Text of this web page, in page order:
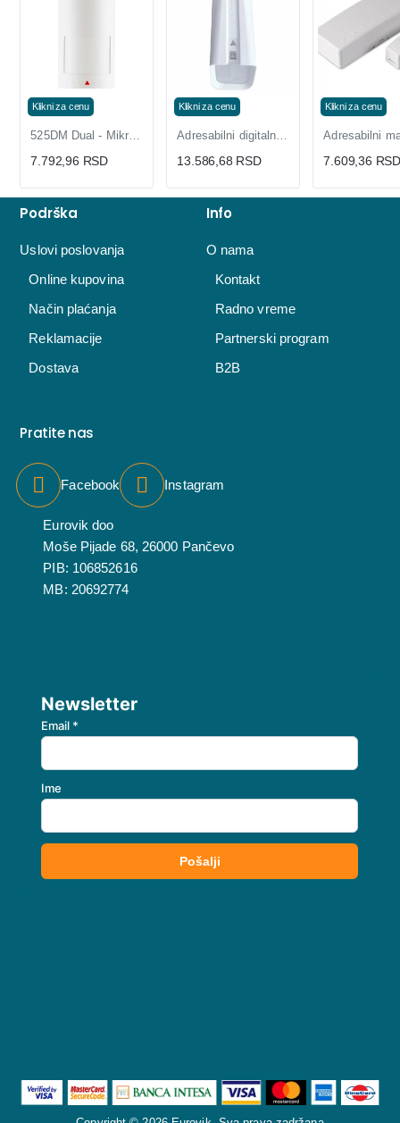
Klikni za cenu
525DM Dual - Mikrotalasni i IC senzor sa 3 LED diode
7.792,96 RSD
Klikni za cenu
Adresabilni digitalni dualni detektor pokreta NV37MX
13.586,68 RSD
Klikni za cenu
7.609,36 RSD
Podrška
Uslovi poslovanja
Online kupovina
Način plaćanja
Reklamacije
Dostava
Info
O nama
Kontakt
Radno vreme
Partnerski program
B2B
Pratite nas
Facebook Instagram
Eurovik doo
Moše Pijade 68, 26000 Pančevo
PIB: 106852616
MB: 20692774